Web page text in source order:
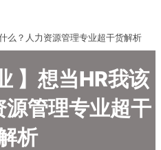
么？人力资源管理专业超干货解析
】想当HR我该
管理专业超干
析